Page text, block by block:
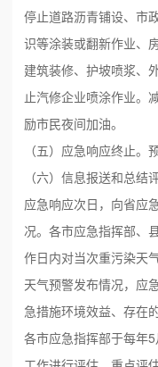
停止道路沥青铺设、市
识等涂装或翻新作业、
建筑装修、护坡喷浆、
止汽修企业喷涂作业。
励市民夜间加油。
（五）应急响应终止。
（六）信息报送和总
应急响应次日，向省应
况。各市应急指挥部、
作日内对当次重污染天
天气预警发布情况，应
急措施环境效益、存在
各市应急指挥部于每年